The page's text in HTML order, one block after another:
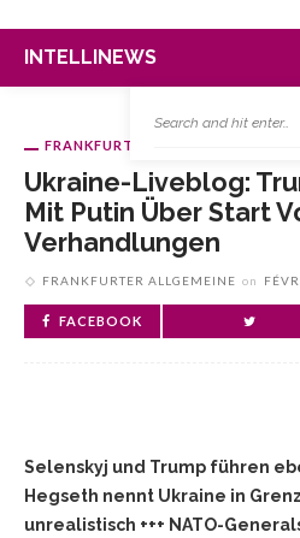
INTELLINEWS
FRANKFURTER ALLGEMEINE
Ukraine-Liveblog:
Mit Putin Über Start
Verhandlungen
FRANKFURTER ALLGEMEINE on
FACEBOOK
Selenskyj und Trump führen
Hegseth nennt Ukraine in
unrealistisch +++ NATO-